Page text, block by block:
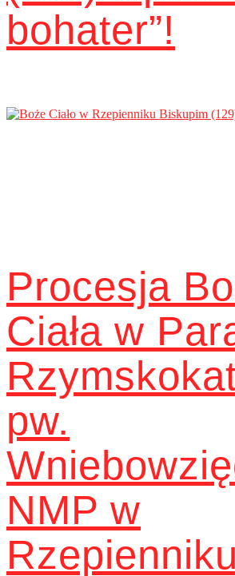
bohater”!
Procesja
Ciała w
pw.
NMP w
Rzepienniku